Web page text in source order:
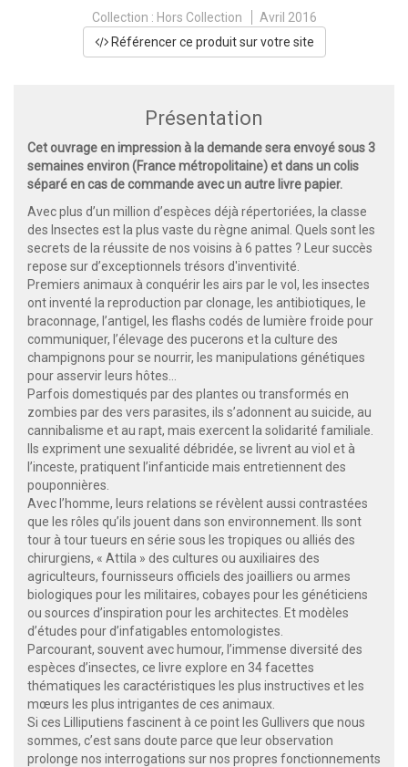
Collection : Hors Collection
Avril 2016
Référencer ce produit sur votre site
Présentation
Cet ouvrage en impression à la demande sera envoyé sous 3
semaines environ (France métropolitaine) et dans un colis
séparé en cas de commande avec un autre livre papier.
Avec plus d’un million d’espèces déjà répertoriées, la classe
des Insectes est la plus vaste du règne animal. Quels sont les
secrets de la réussite de nos voisins à 6 pattes ? Leur succès
repose sur d’exceptionnels trésors d'inventivité.
Premiers animaux à conquérir les airs par le vol, les insectes
ont inventé la reproduction par clonage, les antibiotiques, le
braconnage, l’antigel, les flashs codés de lumière froide pour
communiquer, l’élevage des pucerons et la culture des
champignons pour se nourrir, les manipulations génétiques
pour asservir leurs hôtes…
Parfois domestiqués par des plantes ou transformés en
zombies par des vers parasites, ils s’adonnent au suicide, au
cannibalisme et au rapt, mais exercent la solidarité familiale.
Ils expriment une sexualité débridée, se livrent au viol et à
l’inceste, pratiquent l’infanticide mais entretiennent des
pouponnières.
Avec l’homme, leurs relations se révèlent aussi contrastées
que les rôles qu’ils jouent dans son environnement. Ils sont
tour à tour tueurs en série sous les tropiques ou alliés des
chirurgiens, « Attila » des cultures ou auxiliaires des
agriculteurs, fournisseurs officiels des joailliers ou armes
biologiques pour les militaires, cobayes pour les généticiens
ou sources d’inspiration pour les architectes. Et modèles
d’études pour d’infatigables entomologistes.
Parcourant, souvent avec humour, l’immense diversité des
espèces d’insectes, ce livre explore en 34 facettes
thématiques les caractéristiques les plus instructives et les
mœurs les plus intrigantes de ces animaux.
Si ces Lilliputiens fascinent à ce point les Gullivers que nous
sommes, c’est sans doute parce que leur observation
prolonge nos interrogations sur nos propres fonctionnements